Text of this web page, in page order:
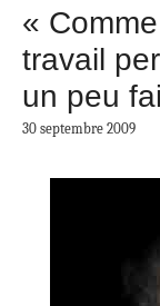
«
travail
un peu
30 septembre 2009